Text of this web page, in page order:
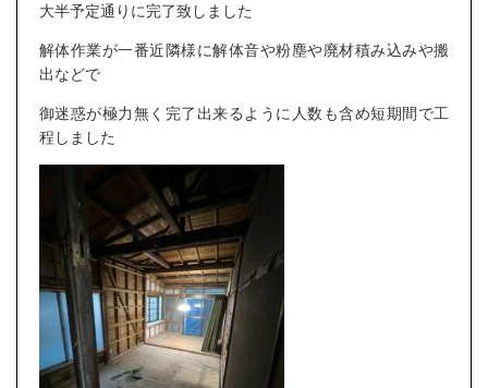
大半予定通りに完了致しました
解体作業が一番近隣様に解体音や粉塵や廃材積み込みや搬
出などで
御迷惑が極力無く完了出来るように人数も含め短期間で工
程しました